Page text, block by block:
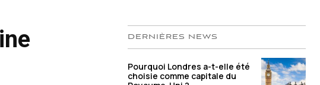
DERNIÈRES NEWS
Pourquoi Londres a-t-elle été
choisie comme capitale du